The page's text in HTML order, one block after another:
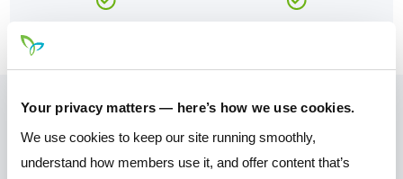
Your privacy matters — here’s how we use cookies.
We use cookies to keep our site running smoothly,
understand how members use it, and offer content that’s
Why Join?